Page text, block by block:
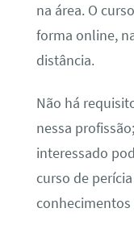
na área. O
forma online,
distância.
Não há
nessa
interessado
curso de
conhecimentos